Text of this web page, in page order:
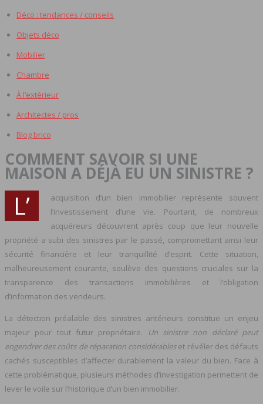
Déco : tendances / conseils
Objets déco
Mobilier
Chambre
À l’extérieur
Architectes / pros
Blog brico
COMMENT SAVOIR SI UNE
MAISON A DÉJÀ EU UN SINISTRE ?
L’
acquisition d’un bien immobilier représente souvent
l’investissement d’une vie. Pourtant, de nombreux
acquéreurs découvrent après coup que leur nouvelle
propriété a subi des sinistres par le passé, compromettant ainsi leur
sécurité financière et leur tranquillité d’esprit. Cette situation,
malheureusement courante, soulève des questions cruciales sur la
transparence des transactions immobilières et l’obligation
d’information des vendeurs.
La détection préalable des sinistres antérieurs constitue un enjeu
majeur pour tout futur propriétaire.
Un sinistre non déclaré peut
engendrer des coûts de réparation considérableset révéler des défauts
cachés susceptibles d’affecter durablement la valeur du bien. Face à
cette problématique, plusieurs méthodes d’investigation permettent de
lever le voile sur l’historique d’un bien immobilier.